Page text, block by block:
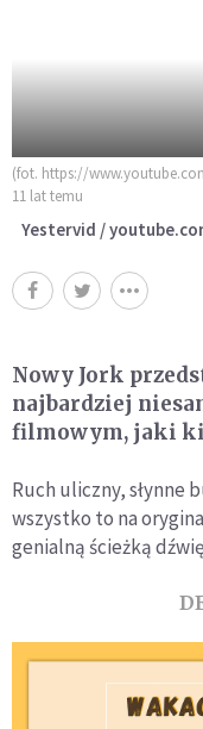
(fot. https://
11 lat temu
Yestervid /
Nowy Jork
najbardziej
filmowym, jaki
Ruch uliczny, słynne
wszystko to na
genialną ścieżką